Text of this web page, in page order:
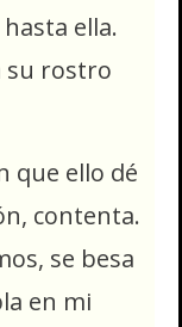
ella.
su rostro
que ello dé
contenta.
se besa
en mi